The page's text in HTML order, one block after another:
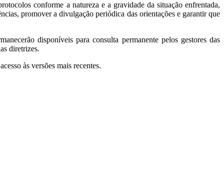
conforme a natureza e a gravidade da situação enfrentada,
promover a divulgação periódica das orientações e garantir que
disponíveis para consulta permanente pelos gestores das
diretrizes.
às versões mais recentes.